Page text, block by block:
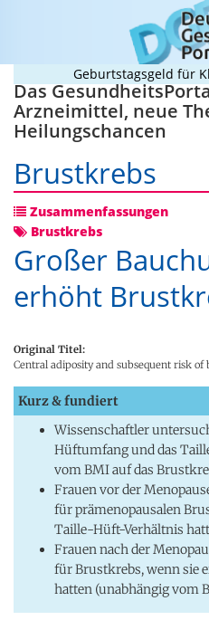
Geburtstagsgeld für
Das
Arzneimittel, neue
Heilungschancen
Brustkrebs
Zusammenfassungen
Brustkrebs
Großer
erhöht
Original Titel:
Central adiposity and subsequent risk of
Kurz & fundiert
Wissenschaftler
Hüftumfang und das
vom BMI auf das
Frauen vor der
für prämenopausalen
Taille-Hüft-Verhältnis
Frauen nach der
für Brustkrebs, wenn sie
hatten (unabhängig vom